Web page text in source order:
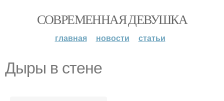
СОВРЕМЕННАЯ ДЕВУШКА
главная новости статьи
Дыры в стене